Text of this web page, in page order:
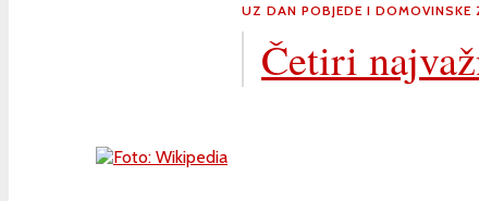
UZ DAN POBJEDE I DOMOVINSKE
Četiri